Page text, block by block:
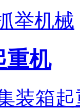
举机械
重机
装箱